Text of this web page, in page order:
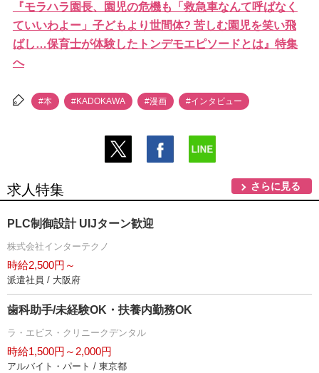
『モラハラ園長、園児の危機も「救急車なんて呼ばなく
ていいわよー」子どもより世間体? 苦しむ園児を笑い飛
ばし…保育士が体験したトンデモエピソードとは』特集
へ
#本 #KADOKAWA #漫画 #インタビュー
求人特集 さらに見る
PLC制御設計 UIJターン歓迎
株式会社インターテクノ
時給2,500円～
派遣社員 / 大阪府
歯科助手/未経験OK・扶養内勤務OK
ラ・エビス・クリニークデンタル
時給1,500円～2,000円
アルバイト・パート / 東京都